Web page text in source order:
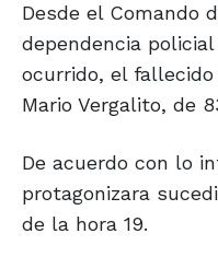
Desde el Comando
dependencia
ocurrido, el
Mario Vergalito, de
De acuerdo con lo
protagonizara
de la hora 19.